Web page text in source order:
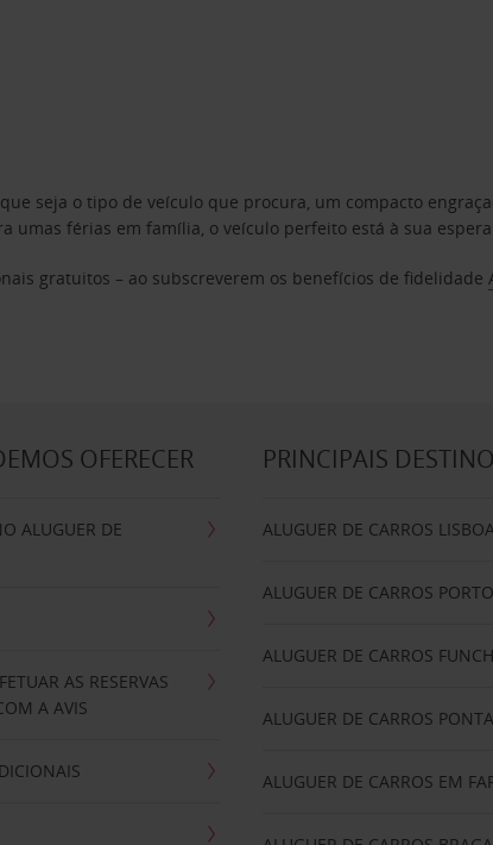
seja o tipo de veículo que procura, um compacto
umas férias em família, o veículo perfeito está à sua espera.
gratuitos – ao subscreverem os benefícios de fidelidade
OFERECER
ALUGUER DE
AS RESERVAS
A AVIS
PRINCIPAIS
ALUGUER DE CARROS
ALUGUER DE CARROS PORTO
ALUGUER DE CARROS
ALUGUER DE CARROS
ALUGUER DE CARROS EM